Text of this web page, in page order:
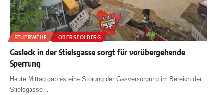
FEUERWEHR OBERSTOLBERG
Gasleck in der Stielsgasse sorgt für vorübergehende
Sperrung
Heute Mittag gab es eine Störung der Gasversorgung im Bereich der
Stielsgasse